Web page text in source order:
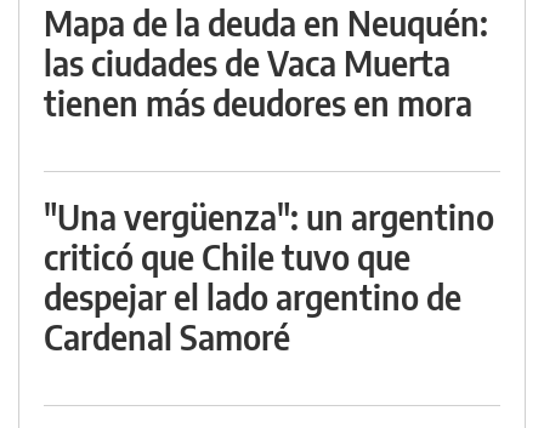
Mapa de la deuda en Neuquén:
las ciudades de Vaca Muerta
tienen más deudores en mora
"Una vergüenza": un argentino
criticó que Chile tuvo que
despejar el lado argentino de
Cardenal Samoré